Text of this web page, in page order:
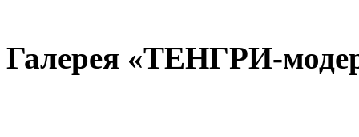
Галерея «ТЕНГРИ-